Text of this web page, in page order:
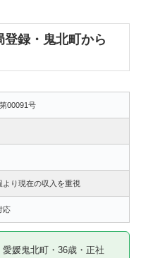
録・鬼北町から
00091号
り現在の収入を重視
応
愛媛鬼北町・36歳・正社